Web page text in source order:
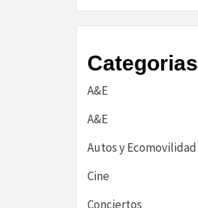
Categorias
A&E
A&E
Autos y Ecomovilidad
Cine
Conciertos